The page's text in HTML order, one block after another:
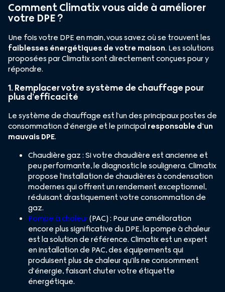
Comment Climatix vous aide à améliorer
votre DPE ?
Une fois votre DPE en main, vous savez où se trouvent les
faiblesses énergétiques de votre maison. Les solutions
proposées par Climatix sont directement conçues pour y
répondre.
1. Remplacer votre système de chauffage pour
plus d’efficacité
Le système de chauffage est l’un des principaux postes de
consommation d’énergie et le principalresponsable d’un
mauvais DPE.
Chaudière gaz : Si votre chaudière est ancienne et
peu performante, le diagnostic le soulignera. Climatix
propose l’installation de chaudières à condensation
modernes qui offrent un rendement exceptionnel,
réduisant drastiquement votre consommation de
gaz.
Pompe à chaleur(PAC) : Pour une amélioration
encore plus significative du DPE, la pompe à chaleur
est la solution de référence. Climatix est un expert
en installation de PAC, des équipements qui
produisent plus de chaleur qu’ils ne consomment
d’énergie, faisant chuter votre étiquette
énergétique.